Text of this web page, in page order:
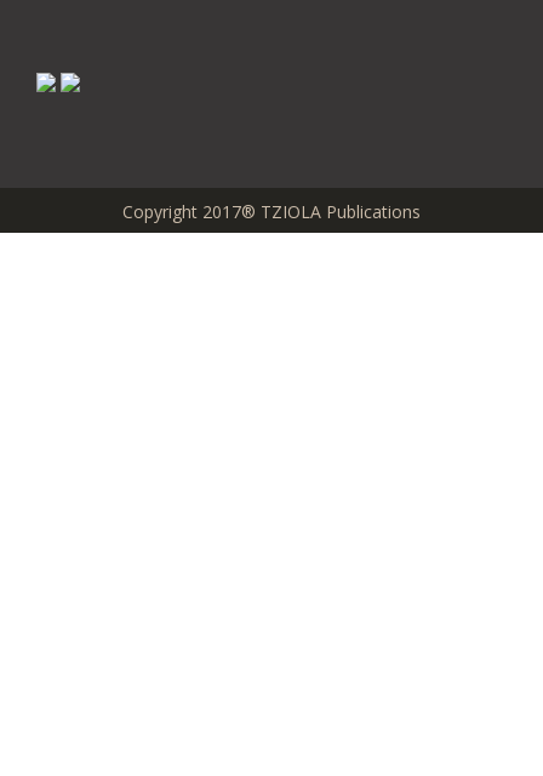
Copyright 2017® TZIOLA Publications